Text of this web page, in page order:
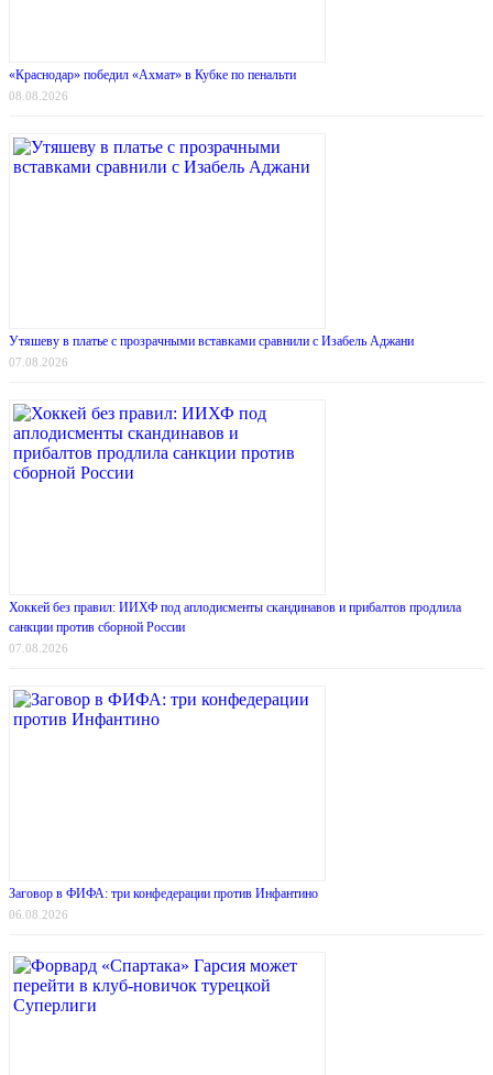
«Краснодар» победил «Ахмат» в Кубке по пенальти
08.08.2026
Утяшеву в платье с прозрачными вставками сравнили с Изабель Аджани
07.08.2026
Хоккей без правил: ИИХФ под аплодисменты скандинавов и прибалтов продлила
санкции против сборной России
07.08.2026
Заговор в ФИФА: три конфедерации против Инфантино
06.08.2026